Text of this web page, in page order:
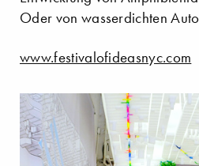
Oder von wasserdichten
www.festivalofideasnyc.com